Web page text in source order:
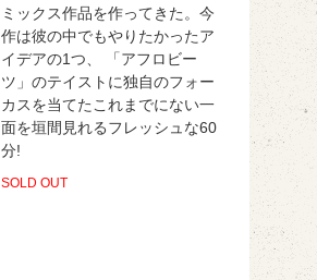
ミックス作品を作ってきた 。今
作は彼の中でもやりたかったア
イデアの1つ、 「アフロビー
ツ」のテイストに独自のフォー
カスを当てたこれまでにない一
面を垣間見れるフレッシュな60
分!
SOLD OUT